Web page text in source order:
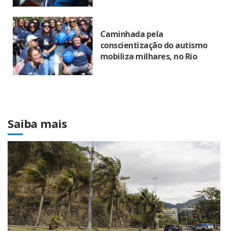
Caminhada pela
conscientização do autismo
mobiliza milhares, no Rio
Saiba mais